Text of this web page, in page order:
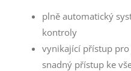
plně automatický
kontroly
vynikající přístup
snadný přístup ke